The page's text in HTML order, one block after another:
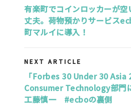
有楽町でコインロッカーが空
丈夫。荷物預かりサービス
町マルイに導入！
NEXT ARTICLE
「Forbes 30 Under 30 Asia
Consumer Technology部門
工藤慎一 #ecboの裏側